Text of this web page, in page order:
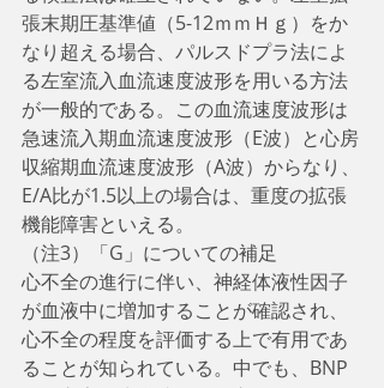
張末期圧基準値（5-12ｍｍＨｇ）をか
なり超える場合、パルスドプラ法によ
る左室流入血流速度波形を用いる方法
が一般的である。この血流速度波形は
急速流入期血流速度波形（E波）と心房
収縮期血流速度波形（A波）からなり、
E/A比が1.5以上の場合は、重度の拡張
機能障害といえる。
（注3）「G」についての補足
心不全の進行に伴い、神経体液性因子
が血液中に増加することが確認され、
心不全の程度を評価する上で有用であ
ることが知られている。中でも、BNP